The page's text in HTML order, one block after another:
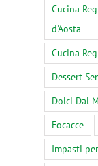
Cucina
d'Aosta
Cucina
Dessert
Dolci Dal
Focacce
Impasti